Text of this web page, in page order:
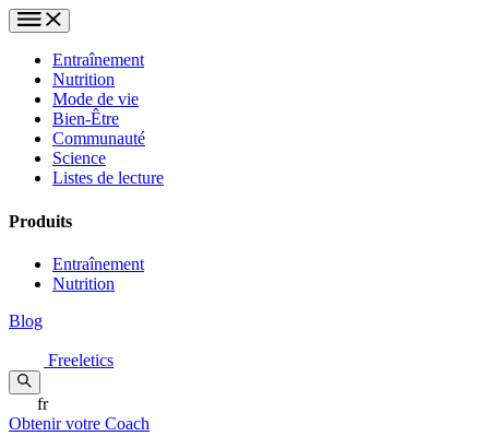
Entraînement
Nutrition
Mode de vie
Bien-Être
Communauté
Science
Listes de lecture
Produits
Entraînement
Nutrition
Blog
Freeletics
fr
Obtenir votre Coach